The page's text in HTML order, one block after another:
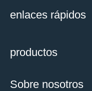
enlaces rápidos
productos
Sobre nosotros